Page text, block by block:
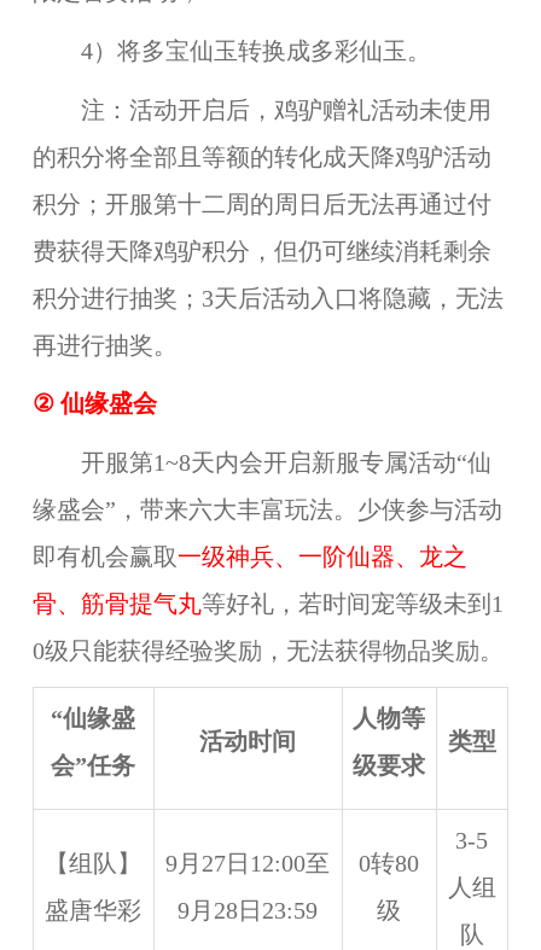
4）将多宝仙玉转换成多彩仙玉。
注：活动开启后，鸡驴赠礼活动未使用
的积分将全部且等额的转化成天降鸡驴活动
积分；开服第十二周的周日后无法再通过付
费获得天降鸡驴积分，但仍可继续消耗剩余
积分进行抽奖；3天后活动入口将隐藏，无法
再进行抽奖。
② 仙缘盛会
开服第1~8天内会开启新服专属活动“仙
缘盛会”，带来六大丰富玩法。少侠参与活动
即有机会赢取一级神兵、一阶仙器、龙之
骨、筋骨提气丸等好礼，若时间宠等级未到1
0级只能获得经验奖励，无法获得物品奖励。
“仙缘盛
会”任务
活动时间
人物等
级要求
类型
【组队】
盛唐华彩
9月27日12:00至
9月28日23:59
0转80
级
3-5
人组
队